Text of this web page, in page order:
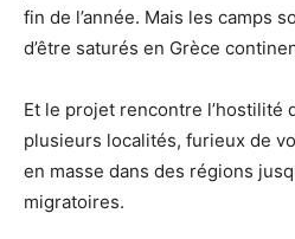
fin de l’année. Mais les camps
d’être saturés en Grèce
Et le projet rencontre l’hostilité
plusieurs localités, furieux de
en masse dans des régions
migratoires.